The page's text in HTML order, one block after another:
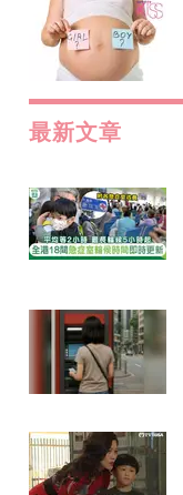
最新文章